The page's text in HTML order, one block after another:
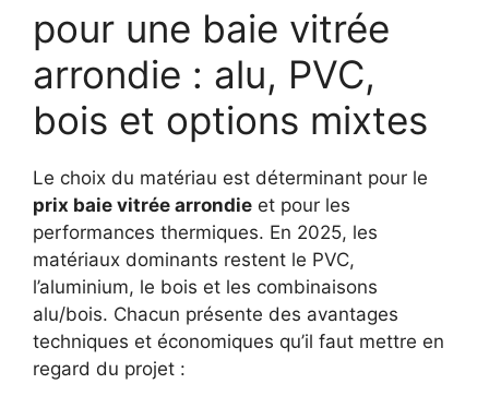
pour une baie vitrée
arrondie : alu, PVC,
bois et options mixtes
Le choix du matériau est déterminant pour le
prix baie vitrée arrondie et pour les
performances thermiques. En 2025, les
matériaux dominants restent le PVC,
l’aluminium, le bois et les combinaisons
alu/bois. Chacun présente des avantages
techniques et économiques qu’il faut mettre en
regard du projet :